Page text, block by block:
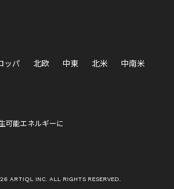
ッパ 北欧 中東 北米
中南米
可能エネルギーに
ARTIQL INC. ALL RIGHTS RESERVED.